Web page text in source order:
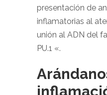
presentación de
inflamatorias al
unión al ADN del
PU.1 «.